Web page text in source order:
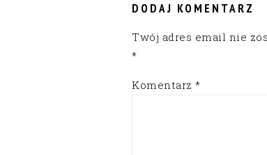
DODAJ KOMENTARZ
Twój adres email nie
*
Komentarz *